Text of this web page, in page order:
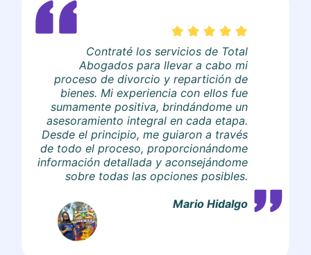
Contraté los servicios de Total
Abogados para llevar a cabo mi
proceso de divorcio y repartición de
bienes. Mi experiencia con ellos fue
sumamente positiva, brindándome un
asesoramiento integral en cada etapa.
Desde el principio, me guiaron a través
de todo el proceso, proporcionándome
información detallada y aconsejándome
sobre todas las opciones posibles.
Mario Hidalgo